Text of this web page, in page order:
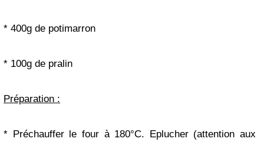
* 400g de potimarron
* 100g de pralin
Préparation :
* Préchauffer le four à 180°C. Eplucher (attention aux